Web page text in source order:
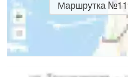
Маршрутка